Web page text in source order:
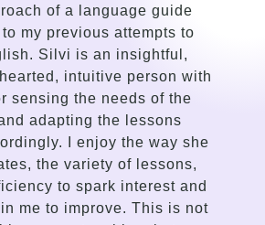
of a language guide
my previous attempts to
Silvi is an insightful,
intuitive person with
sensing the needs of the
adapting the lessons
I enjoy the way she
the variety of lessons,
to spark interest and
me to improve. This is not